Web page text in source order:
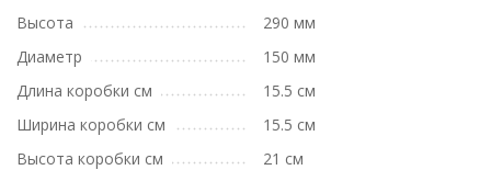
Высота
290 мм
Диаметр
150 мм
Длина коробки см
15.5 см
Ширина коробки см
15.5 см
Высота коробки см
21 см